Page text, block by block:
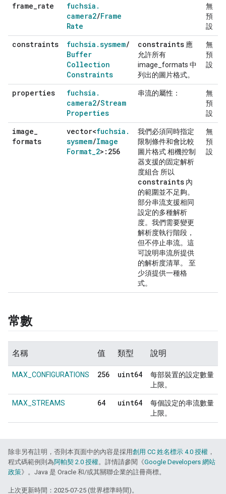
frame_rate fuchsia .
camera2/Frame
Rate
無
預
設
constraints fuchsia .sysmem/
Buffer
Collection
Constraints
constraints 應
允許所有
image_formats 中
列出的圖片格式。
無
預
設
properties fuchsia .
camera2/Stream
Properties
串流的屬性：
無
預
設
image_
formats
vector<fuchsia .
sysmem/Image
Format_2>:256
我們必須同時指定
限制條件和會比較
圖片格式 相機控制
器支援的固定解析
度組合 所以
constraints 內
的範圍並不足夠。
部分串流支援相同
設定的多種解析
度。我們需要變更
解析度執行階段，
但不停止串流。這
可說明串流所提供
的解析度清單。 至
少須提供一種格
式。
無
預
設
常數
名稱 值 類型 說明
MAX_CONFIGURATIONS 256 uint64
每部裝置的設定數量
上限。
MAX_STREAMS 64 uint64
每個設定的串流數量
上限。
除非另有註明，否則本頁面中的內容是採用創用 CC 姓名標示 4.0 授權 ，
程式碼範例則為阿帕契 2.0 授權。詳情請參閱《Google Developers 網站
政策》。Java 是 Oracle 和/或其關聯企業的註冊商標。
上次更新時間：2025-07-25 (世界標準時間)。